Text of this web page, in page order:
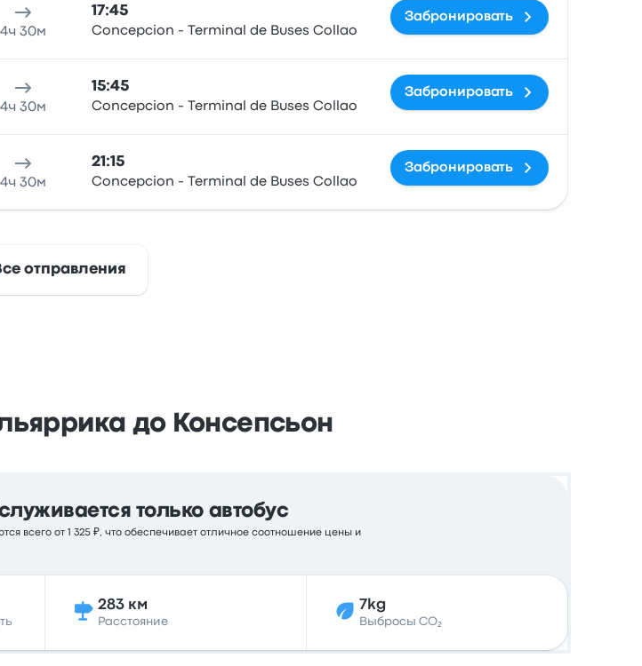
4ч 30м
17:45
Concepcion - Terminal de Buses Collao
Забронировать
4ч 30м
15:45
Concepcion - Terminal de Buses Collao
Забронировать
4ч 30м
21:15
Concepcion - Terminal de Buses Collao
Забронировать
отправления
до Консепсьон
только автобус
всего от 1 325 ₽, что обеспечивает отличное соотношение цены и
283 км
Расстояние
7kg
Выбросы CO₂